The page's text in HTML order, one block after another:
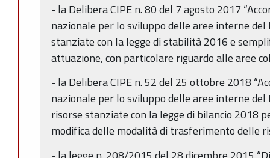
- la Delibera CIPE n. 80 del 7 agosto 2017
nazionale per lo sviluppo delle aree interne
stanziate con la legge di stabilità 2016 e
attuazione, con particolare riguardo alle aree
- la Delibera CIPE n. 52 del 25 ottobre 2018
nazionale per lo sviluppo delle aree interne
risorse stanziate con la legge di bilancio 2018
modifica delle modalità di trasferimento delle